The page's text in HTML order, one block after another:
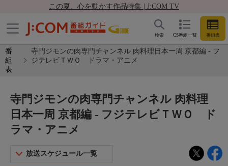
この夏、心を動かす作品特集 | J:COM TV
CS番組一覧 番組表
検索
番
組
表
寺門ジモンの肉専門チャンネル 肉料理日本一周 京都編 - フ
ジテレビＴＷＯ ドラマ・アニメ
寺門ジモンの肉専門チャンネル 肉料理
日本一周 京都編 - フジテレビＴＷＯ ド
ラマ・アニメ
放送スケジュール一覧